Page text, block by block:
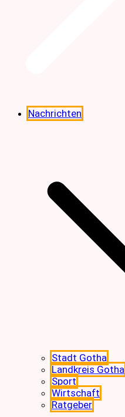
Nachrichten
Stadt Gotha
Landkreis Gotha
Sport
Wirtschaft
Ratgeber